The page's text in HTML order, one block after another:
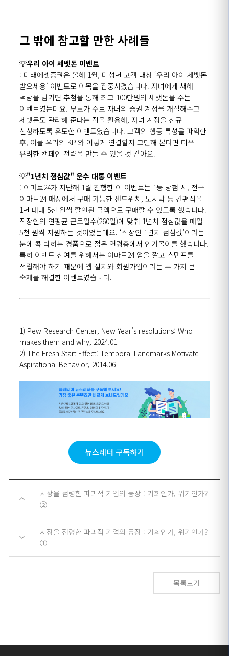
그 밖에 참고할 만한 사례들
💡우리 아이 세벳돈 이벤트
: 미래에셋증권은 올해 1월, 미성년 고객 대상 ‘우리 아이 세뱃돈
받으세용’ 이벤트로 이목을 집중시켰습니다. 자녀에게 새해
덕담을 남기면 추첨을 통해 최고 100만원의 세뱃돈을 주는
이벤트였는데요. 부모가 주로 자녀의 증권 계정을 개설해주고
세뱃돈도 관리해 준다는 점을 활용해, 자녀 계정을 신규
신청하도록 유도한 이벤트였습니다. 고객의 행동 특성을 파악한
후, 이를 우리의 KPI와 어떻게 연결할지 고민해 본다면 더욱
유려한 캠페인 전략을 만들 수 있을 것 같아요.
💡"1년치 점심값" 운수 대통 이벤트
: 이마트24가 지난해 1월 진행한 이 이벤트는 1등 당첨 시, 전국
이마트24 매장에서 구매 가능한 샌드위치, 도시락 등 간편식을
1년 내내 5천 원씩 할인된 금액으로 구매할 수 있도록 했습니다.
직장인의 연평균 근로일수(260일)에 맞춰 1년치 점심값을 매일
5천 원씩 지원하는 것이었는데요. ‘직장인 1년치 점심값’이라는
눈에 콕 박히는 경품으로 젊은 연령층에서 인기몰이를 했습니다.
특히 이벤트 참여를 위해서는 이마트24 앱을 깔고 스탬프를
적립해야 하기 때문에 앱 설치와 회원가입이라는 두 가지 큰
숙제를 해결한 이벤트였습니다.
1) Pew Research Center, New Year’s resolutions: Who
makes them and why, 2024.01
2) The Fresh Start Effect: Temporal Landmarks Motivate
Aspirational Behavior, 2014.06
뉴스레터 구독하기
시장을 점령한 파괴적 기업의 등장 : 기회인가, 위기인가?
②
시장을 점령한 파괴적 기업의 등장 : 기회인가, 위기인가?
①
목록보기